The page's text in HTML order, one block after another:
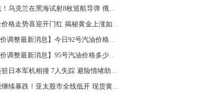
现场曝光！乌克兰在黑海试射8枚巡航导弹 俄军升...
今日黄金价格走势喜迎开门红 揭秘黄金上涨如此...
【12.6油价调整最新消息】今日92号汽油价格多少...
【12.6油价调整最新消息】95号汽油价格多少钱一...
突发！美驻日本军机相撞 7人失踪 避险情绪助推...
今日美股继续暴跌！亚太股市全线低开 现货黄金...